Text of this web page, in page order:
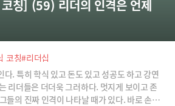
칭] (59) 리더의 인격은 언제
코칭#리더십
다. 특히 학식 있고 돈도 있고 성공도 하고 강연
리더들은 더더욱 그러하다. 멋지게 보이고 존
들의 진짜 인격이 나타날 때가 있다. 바로 손해